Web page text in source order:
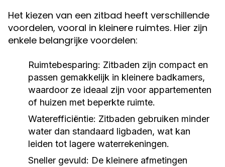
Het kiezen van een zitbad heeft verschillende
voordelen, vooral in kleinere ruimtes. Hier zijn
enkele belangrijke voordelen:
Ruimtebesparing: Zitbaden zijn compact en
passen gemakkelijk in kleinere badkamers,
waardoor ze ideaal zijn voor appartementen
of huizen met beperkte ruimte.
Waterefficiëntie: Zitbaden gebruiken minder
water dan standaard ligbaden, wat kan
leiden tot lagere waterrekeningen.
Sneller gevuld: De kleinere afmetingen